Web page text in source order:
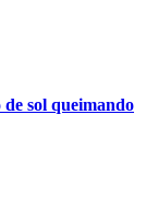
sol queimando